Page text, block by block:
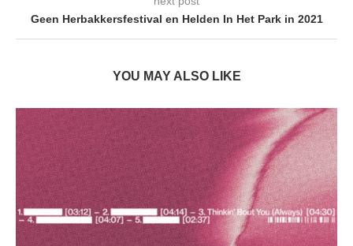
Geen Herbakkersfestival en Helden In Het Park in 2021
YOU MAY ALSO LIKE